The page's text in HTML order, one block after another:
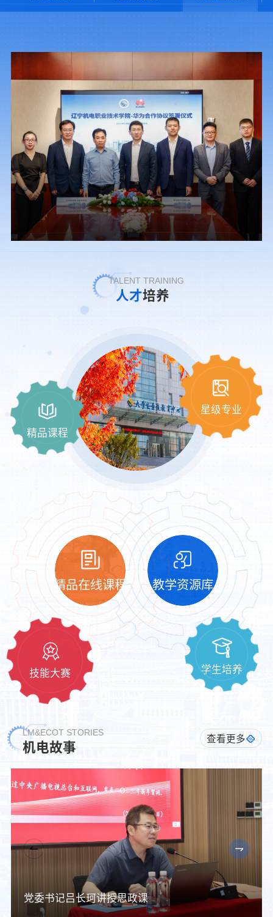
TALENT TRAINING
人才培养
精品在线课程 教学资源库
精品课程
技能大赛
星级专业
学生培养
LM&ECOT STORIES
机电故事
查看更多
党委书记吕长珂讲授思政课